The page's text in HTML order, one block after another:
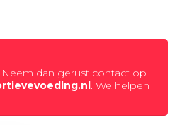
dan gerust contact op
. We helpen